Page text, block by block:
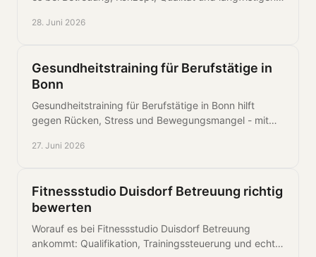
28. Juni 2026
Gesundheitstraining für Berufstätige in
Bonn
Gesundheitstraining für Berufstätige in Bonn hilft
gegen Rücken, Stress und Bewegungsmangel - mit
27. Juni 2026
Fitnessstudio Duisdorf Betreuung richtig
bewerten
Worauf es bei Fitnessstudio Duisdorf Betreuung
ankommt: Qualifikation, Trainingssteuerung und echte